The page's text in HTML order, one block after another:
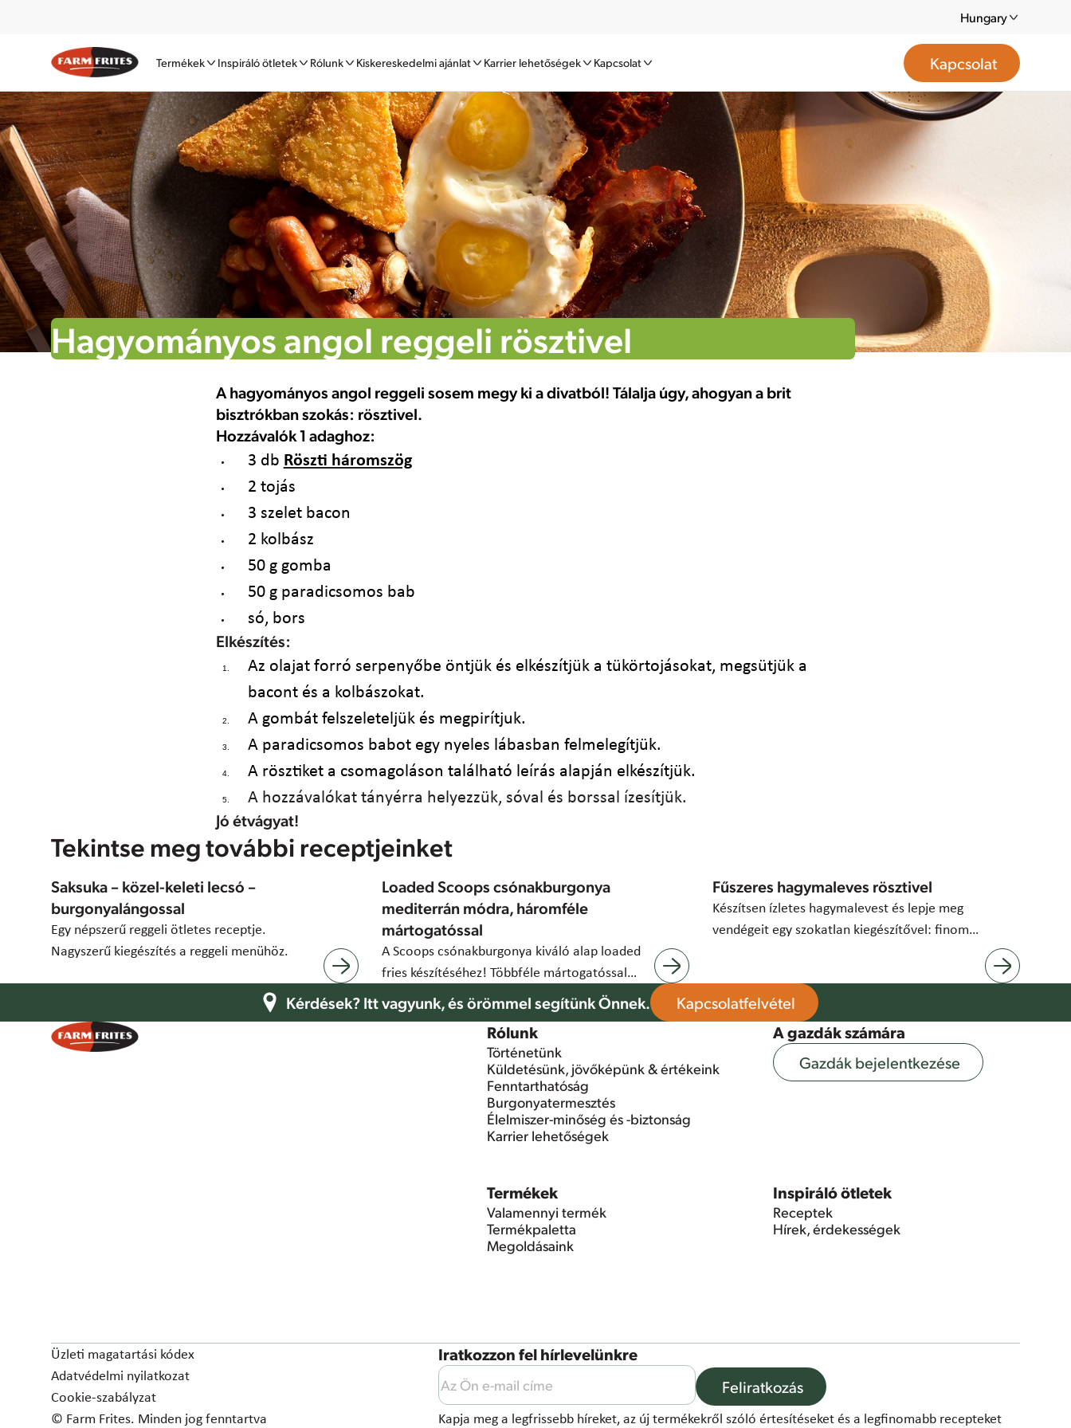
Hungary
Termékek Inspiráló ötletek Rólunk Kiskereskedelmi ajánlat Karrier lehetőségek Kapcsolat Kapcsolat
Hagyományos angol reggeli rösztivel
A hagyományos angol reggeli sosem megy ki a divatból! Tálalja úgy, ahogyan a brit
bisztrókban szokás: rösztivel.
Hozzávalók 1 adaghoz:
3 db Röszti háromszög
2 tojás
3 szelet bacon
2 kolbász
50 g gomba
50 g paradicsomos bab
só, bors
Elkészítés:
Az olajat forró serpenyőbe öntjük és elkészítjük a tükörtojásokat, megsütjük a
bacont és a kolbászokat.
A gombát felszeleteljük és megpirítjuk.
A paradicsomos babot egy nyeles lábasban felmelegítjük.
A rösztiket a csomagoláson található leírás alapján elkészítjük.
A hozzávalókat tányérra helyezzük, sóval és borssal ízesítjük.
Jó étvágyat!
Tekintse meg további receptjeinket
Saksuka – közel-keleti lecsó –
burgonyalángossal
Egy népszerű reggeli ötletes receptje.
Nagyszerű kiegészítés a reggeli menühöz.
Loaded Scoops csónakburgonya
mediterrán módra, háromféle
mártogatóssal
A Scoops csónakburgonya kiváló alap loaded
fries készítéséhez! Többféle mártogatóssal
növeli a profitot.
Fűszeres hagymaleves rösztivel
Készítsen ízletes hagymalevest és lepje meg
vendégeit egy szokatlan kiegészítővel: finom
Kérdések? Itt vagyunk, és örömmel segítünk Önnek.
Kapcsolatfelvétel
Rólunk
Történetünk
Küldetésünk, jövőképünk & értékeink
Fenntarthatóság
Burgonyatermesztés
Élelmiszer-minőség és -biztonság
Karrier lehetőségek
A gazdák számára
Gazdák bejelentkezése
Termékek
Valamennyi termék
Termékpaletta
Megoldásaink
Inspiráló ötletek
Receptek
Hírek, érdekességek
Iratkozzon fel hírlevelünkre
Feliratkozás
Kapja meg a legfrissebb híreket, az új termékekről szóló értesítéseket és a legfinomabb recepteket
Üzleti magatartási kódex
Adatvédelmi nyilatkozat
Cookie-szabályzat
© Farm Frites. Minden jog fenntartva